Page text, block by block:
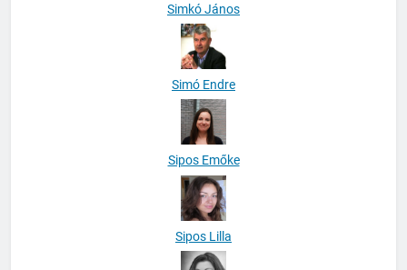
Simkó János
Simó Endre
Sipos Emőke
Sipos Lilla